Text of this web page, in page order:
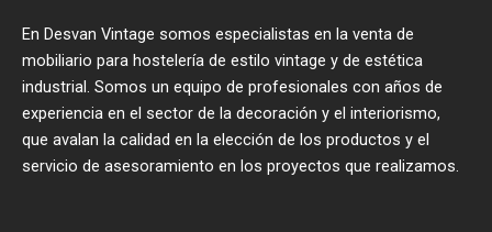
En Desvan Vintage somos especialistas en la venta de
mobiliario para hostelería de estilo vintage y de estética
industrial. Somos un equipo de profesionales con años de
experiencia en el sector de la decoración y el interiorismo,
que avalan la calidad en la elección de los productos y el
servicio de asesoramiento en los proyectos que realizamos.